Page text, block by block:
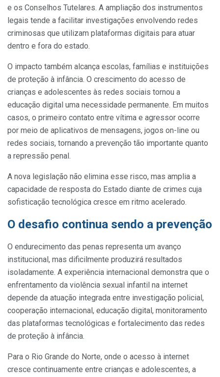
e os Conselhos Tutelares. A ampliação dos instrumentos
legais tende a facilitar investigações envolvendo redes
criminosas que utilizam plataformas digitais para atuar
dentro e fora do estado.
O impacto também alcança escolas, famílias e instituições
de proteção à infância. O crescimento do acesso de
crianças e adolescentes às redes sociais tornou a
educação digital uma necessidade permanente. Em muitos
casos, o primeiro contato entre vítima e agressor ocorre
por meio de aplicativos de mensagens, jogos on-line ou
redes sociais, tornando a prevenção tão importante quanto
a repressão penal.
A nova legislação não elimina esse risco, mas amplia a
capacidade de resposta do Estado diante de crimes cuja
sofisticação tecnológica cresce em ritmo acelerado.
O desafio continua sendo a prevenção
O endurecimento das penas representa um avanço
institucional, mas dificilmente produzirá resultados
isoladamente. A experiência internacional demonstra que o
enfrentamento da violência sexual infantil na internet
depende da atuação integrada entre investigação policial,
cooperação internacional, educação digital, monitoramento
das plataformas tecnológicas e fortalecimento das redes
de proteção à infância.
Para o Rio Grande do Norte, onde o acesso à internet
cresce continuamente entre crianças e adolescentes, a